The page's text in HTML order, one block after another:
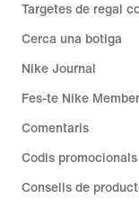
Targetes de regal
Cerca una botiga
Nike Journal
Fes-te Nike Member
Comentaris
Codis promocionals
Consells de